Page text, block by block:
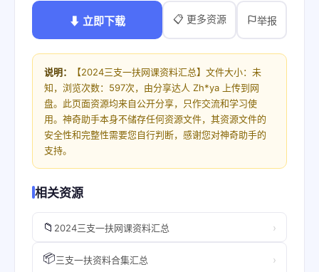
⬇ 立即下载 📋 更多资源 举报
说明：
【2024三支一扶网课资料汇总】文件大小：未
知，浏览次数：597次，由分享达人 Zh*ya 上传到网
盘。此页面资源均来自公开分享，只作交流和学习使
用。神奇助手本身不储存任何资源文件，其资源文件的
安全性和完整性需要您自行判断，感谢您对神奇助手的
支持。
相关资源
📁 2024三支一扶网课资料汇总 ›
📦三支一扶资料合集汇总 ›